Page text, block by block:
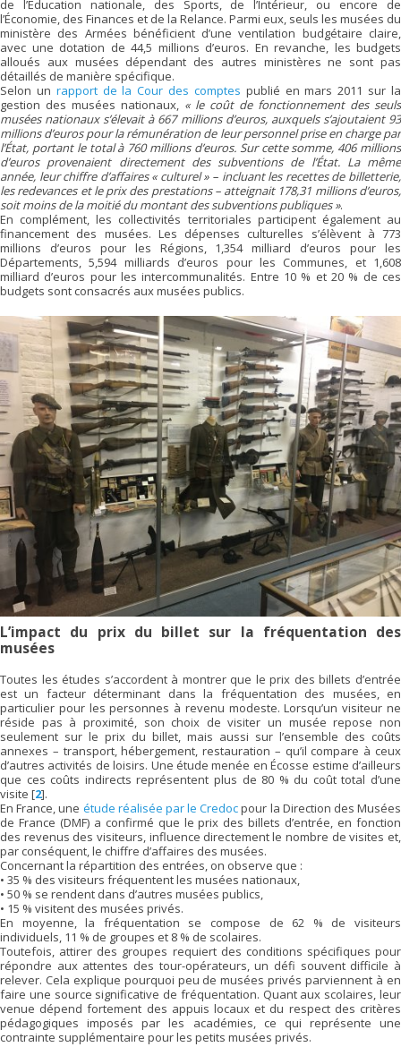
de l’Éducation nationale, des Sports, de l’Intérieur, ou encore de
l’Économie, des Finances et de la Relance. Parmi eux, seuls les musées du
ministère des Armées bénéficient d’une ventilation budgétaire claire,
avec une dotation de 44,5 millions d’euros. En revanche, les budgets
alloués aux musées dépendant des autres ministères ne sont pas
détaillés de manière spécifique.
Selon un rapport de la Cour des comptes publié en mars 2011 sur la
gestion des musées nationaux, « le coût de fonctionnement des seuls
musées nationaux s’élevait à 667 millions d’euros, auxquels s’ajoutaient 93
millions d’euros pour la rémunération de leur personnel prise en charge par
l’État, portant le total à 760 millions d’euros. Sur cette somme, 406 millions
d’euros provenaient directement des subventions de l’État. La même
année, leur chiffre d’affaires « culturel » – incluant les recettes de billetterie,
les redevances et le prix des prestations – atteignait 178,31 millions d’euros,
soit moins de la moitié du montant des subventions publiques ».
En complément, les collectivités territoriales participent également au
financement des musées. Les dépenses culturelles s’élèvent à 773
millions d’euros pour les Régions, 1,354 milliard d’euros pour les
Départements, 5,594 milliards d’euros pour les Communes, et 1,608
milliard d’euros pour les intercommunalités. Entre 10 % et 20 % de ces
budgets sont consacrés aux musées publics.
L’impact du prix du billet sur la fréquentation des
musées
Toutes les études s’accordent à montrer que le prix des billets d’entrée
est un facteur déterminant dans la fréquentation des musées, en
particulier pour les personnes à revenu modeste. Lorsqu’un visiteur ne
réside pas à proximité, son choix de visiter un musée repose non
seulement sur le prix du billet, mais aussi sur l’ensemble des coûts
annexes – transport, hébergement, restauration – qu’il compare à ceux
d’autres activités de loisirs. Une étude menée en Écosse estime d’ailleurs
que ces coûts indirects représentent plus de 80 % du coût total d’une
visite [2].
En France, une étude réalisée par le Credocpour la Direction des Musées
de France (DMF) a confirmé que le prix des billets d’entrée, en fonction
des revenus des visiteurs, influence directement le nombre de visites et,
par conséquent, le chiffre d’affaires des musées.
Concernant la répartition des entrées, on observe que :
• 35 % des visiteurs fréquentent les musées nationaux,
• 50 % se rendent dans d’autres musées publics,
• 15 % visitent des musées privés.
En moyenne, la fréquentation se compose de 62 % de visiteurs
individuels, 11 % de groupes et 8 % de scolaires.
Toutefois, attirer des groupes requiert des conditions spécifiques pour
répondre aux attentes des tour-opérateurs, un défi souvent difficile à
relever. Cela explique pourquoi peu de musées privés parviennent à en
faire une source significative de fréquentation. Quant aux scolaires, leur
venue dépend fortement des appuis locaux et du respect des critères
pédagogiques imposés par les académies, ce qui représente une
contrainte supplémentaire pour les petits musées privés.